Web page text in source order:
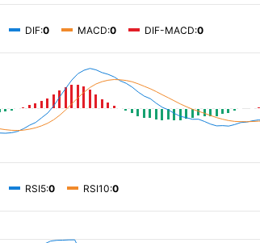
DIF:0 MACD:0 DIF-MACD:0
RSI5:0 RSI10:0